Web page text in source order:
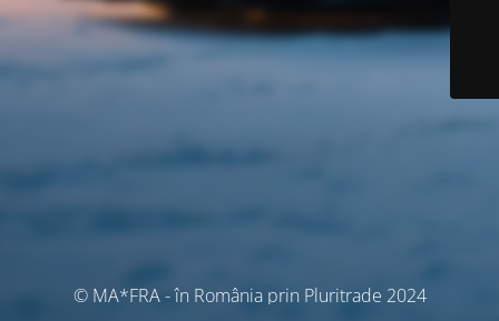
© MA*FRA - în România prin Pluritrade 2024